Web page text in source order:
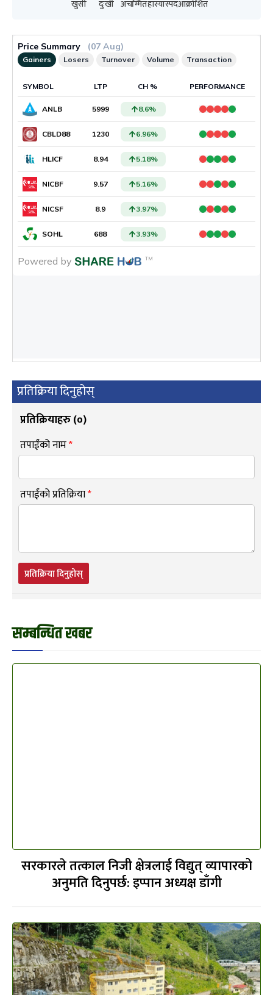
खुसी दुःखी अचम्मितहाँस्यास्पदआक्रोशित
प्रतिक्रिया दिनुहोस्
प्रतिक्रियाहरु (०)
तपाईंको नाम*
तपाईंको प्रतिक्रिया*
प्रतिक्रिया दिनुहोस्
सम्बन्धित खबर
सरकारले तत्काल निजी क्षेत्रलाई विद्युत् व्यापारको
अनुमति दिनुपर्छ: इप्पान अध्यक्ष डाँगी